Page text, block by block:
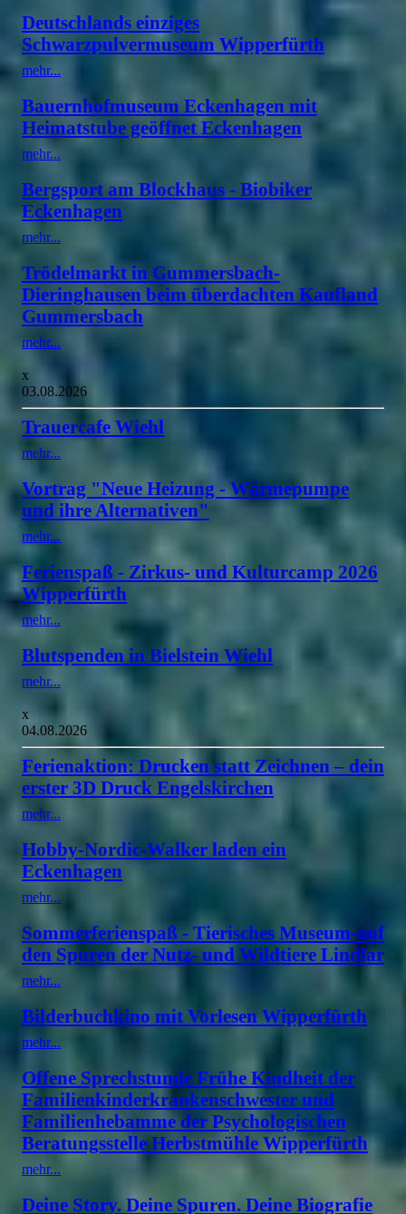
Deutschlands einziges
Schwarzpulvermuseum Wipperfürth
mehr...
Bauernhofmuseum Eckenhagen mit
Heimatstube geöffnet Eckenhagen
mehr...
Bergsport am Blockhaus - Biobiker
Eckenhagen
mehr...
Trödelmarkt in Gummersbach-
Dieringhausen beim überdachten Kaufland
Gummersbach
mehr...
x
03.08.2026
Trauercafe Wiehl
mehr...
Vortrag "Neue Heizung - Wärmepumpe
und ihre Alternativen"
mehr...
Ferienspaß - Zirkus- und Kulturcamp 2026
Wipperfürth
mehr...
Blutspenden in Bielstein Wiehl
mehr...
x
04.08.2026
Ferienaktion: Drucken statt Zeichnen – dein
erster 3D Druck Engelskirchen
mehr...
Hobby-Nordic-Walker laden ein
Eckenhagen
mehr...
Sommerferienspaß - Tierisches Museum-auf
den Spuren der Nutz- und Wildtiere Lindlar
mehr...
Bilderbuchkino mit Vorlesen Wipperfürth
mehr...
Offene Sprechstunde Frühe Kindheit der
Familienkinderkrankenschwester und
Familienhebamme der Psychologischen
Beratungsstelle Herbstmühle Wipperfürth
mehr...
Deine Story. Deine Spuren. Deine Biografie